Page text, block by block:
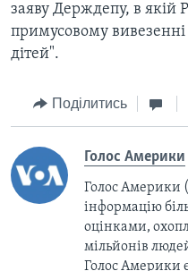
заяву Держдепу, в якій
примусовому вивезенні
дітей".
Поділитись
Голос Америки
Голос Америки
інформацію
оцінками,
мільйонів
Голос Америки